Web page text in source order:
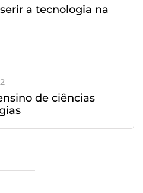
a tecnologia na
de ciências